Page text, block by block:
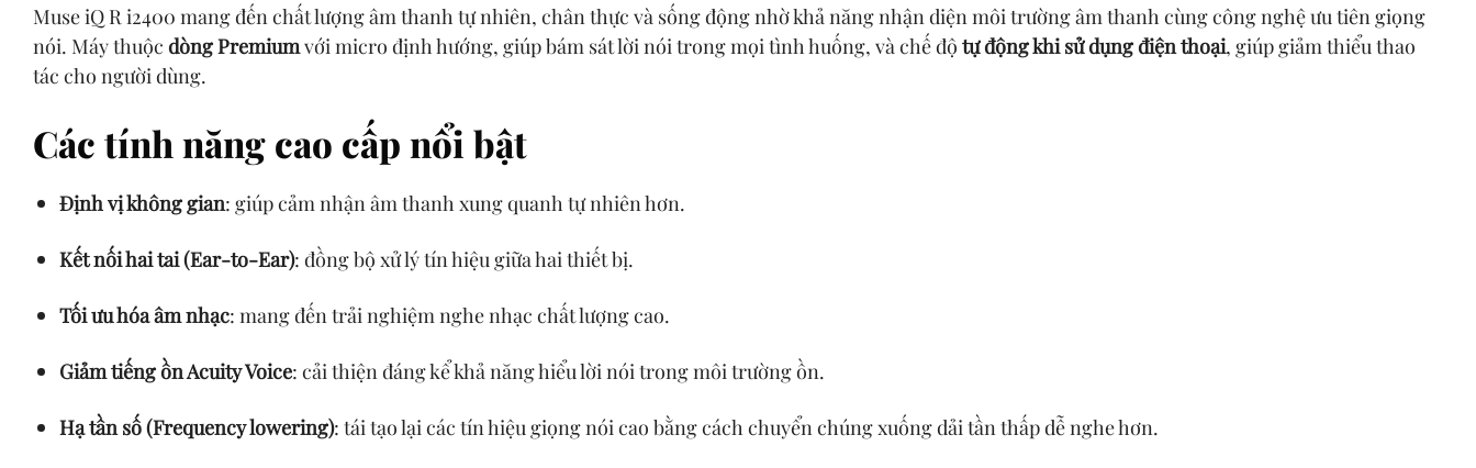
Muse iQ R i2400 mang đến chất lượng âm thanh tự nhiên, chân thực và sống động nhờ khả năng nhận diện môi trường âm thanh cùng công nghệ ưu tiên giọng
nói. Máy thuộc dòng Premiumvới micro định hướng, giúp bám sát lời nói trong mọi tình huống, và chế độ tự động khi sử dụng điện thoại, giúp giảm thiểu thao
tác cho người dùng.
Các tính năng cao cấp nổi bật
Định vị không gian: giúp cảm nhận âm thanh xung quanh tự nhiên hơn.
Kết nối hai tai (Ear-to-Ear): đồng bộ xử lý tín hiệu giữa hai thiết bị.
Tối ưu hóa âm nhạc: mang đến trải nghiệm nghe nhạc chất lượng cao.
Giảm tiếng ồn Acuity Voice: cải thiện đáng kể khả năng hiểu lời nói trong môi trường ồn.
Hạ tần số (Frequency lowering): tái tạo lại các tín hiệu giọng nói cao bằng cách chuyển chúng xuống dải tần thấp dễ nghe hơn.